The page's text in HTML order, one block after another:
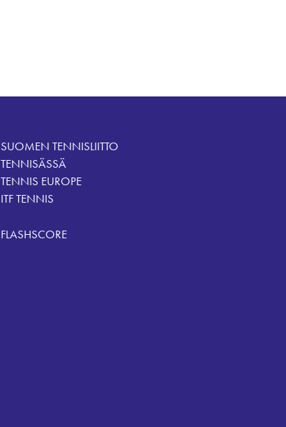
SUOMEN TENNISLIITTO
TENNISÄSSÄ
TENNIS EUROPE
ITF TENNIS
FLASHSCORE